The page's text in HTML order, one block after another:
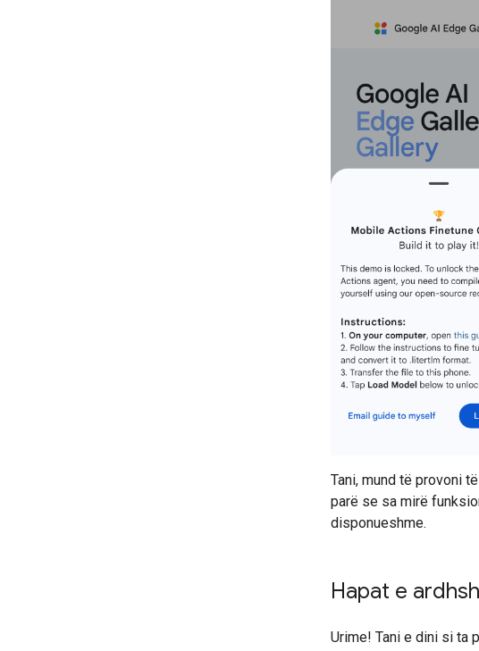
Tani, mund të provoni
parë se sa mirë
disponueshme.
Hapat e
Urime! Tani e dini si ta